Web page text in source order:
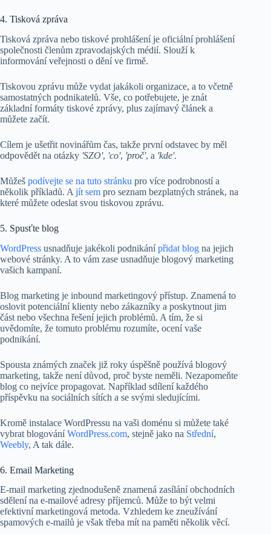
4. Tisková zpráva
Tisková zpráva nebo tiskové prohlášení je oficiální prohlášení
společnosti členům zpravodajských médií. Slouží k
informování veřejnosti o dění ve firmě.
Tiskovou zprávu může vydat jakákoli organizace, a to včetně
samostatných podnikatelů. Vše, co potřebujete, je znát
základní formáty tiskové zprávy, plus zajímavý článek a
můžete začít.
Cílem je ušetřit novinářům čas, takže první odstavec by měl
odpovědět na otázky 'SZO', 'co', 'proč', a 'kde'.
Můžeš podívejte se na tuto stránku pro více podrobností a
několik příkladů. A jít sem pro seznam bezplatných stránek, na
které můžete odeslat svou tiskovou zprávu.
5. Spusťte blog
WordPress usnadňuje jakékoli podnikánípřidat blog na jejich
webové stránky. A to vám zase usnadňuje blogový marketing
vašich kampaní.
Blog marketing je inbound marketingový přístup. Znamená to
oslovit potenciální klienty nebo zákazníky a poskytnout jim
část nebo všechna řešení jejich problémů. A tím, že si
uvědomíte, že tomuto problému rozumíte, ocení vaše
podnikání.
Spousta známých značek již roky úspěšně používá blogový
marketing, takže není důvod, proč byste neměli. Nezapomeňte
blog co nejvíce propagovat. Například sdílení každého
příspěvku na sociálních sítích a se svými sledujícími.
Kromě instalace WordPressu na vaši doménu si můžete také
vybrat blogováníWordPress.com, stejně jako na Střední,
Weebly, A tak dále.
6. Email Marketing
E-mail marketing zjednodušeně znamená zasílání obchodních
sdělení na e-mailové adresy příjemců. Může to být velmi
efektivní marketingová metoda. Vzhledem ke zneužívání
spamových e-mailů je však třeba mít na paměti několik věcí.